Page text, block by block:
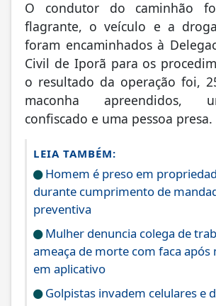
O condutor do caminhão
flagrante, o veículo e a
foram encaminhados à
Civil de Iporã para os
o resultado da operação foi,
maconha apreendidos,
confiscado e uma pessoa presa.
LEIA TAMBÉM:
Homem é preso em
durante cumprimento de
preventiva
Mulher denuncia colega de
ameaça de morte com faca após
em aplicativo
Golpistas invadem celulares e